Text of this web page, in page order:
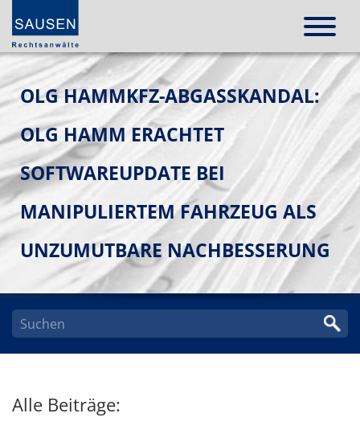
OLG HAMMKFZ-ABGASSKANDAL:
OLG HAMM ERACHTET
SOFTWAREUPDATE BEI
MANIPULIERTEM FAHRZEUG ALS
UNZUMUTBARE NACHBESSERUNG
Alle Beiträge: